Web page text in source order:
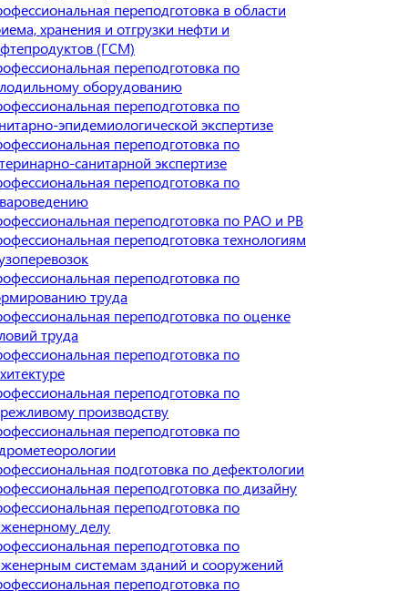
переподготовка в области
хранения и отгрузки нефти и
(ГСМ)
переподготовка по
оборудованию
переподготовка по
эпидемиологической экспертизе
переподготовка по
санитарной экспертизе
переподготовка по
переподготовка по РАО и РВ
переподготовка технологиям
переподготовка по
труда
переподготовка по оценке
труда
переподготовка по
переподготовка по
производству
переподготовка по
подготовка по дефектологии
переподготовка по дизайну
переподготовка по
делу
переподготовка по
системам зданий и сооружений
переподготовка по